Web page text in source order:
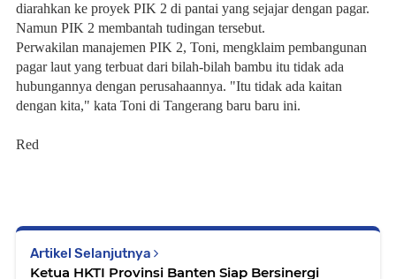
diarahkan ke proyek PIK 2 di pantai yang sejajar dengan pagar.
Namun PIK 2 membantah tudingan tersebut.
Perwakilan manajemen PIK 2, Toni, mengklaim pembangunan
pagar laut yang terbuat dari bilah-bilah bambu itu tidak ada
hubungannya dengan perusahaannya. "Itu tidak ada kaitan
dengan kita," kata Toni di Tangerang baru baru ini.
Red
Artikel Selanjutnya
Ketua HKTI Provinsi Banten Siap Bersinergi